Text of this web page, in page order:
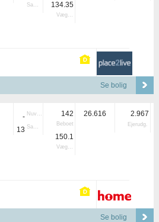
Samlet 134.35
Vægtet
Se bolig
- Nuvær.
13 Samlet
142
Beboet
150.1
Vægtet
26.616 2.967
Ejerudg.
Se bolig